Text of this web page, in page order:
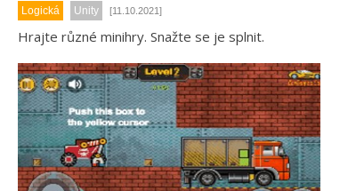
Logická Unity [11.10.2021]
Hrajte různé minihry. Snažte se je splnit.